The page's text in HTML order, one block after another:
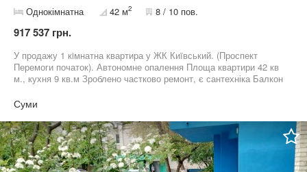
Однокімнатна 42 м2 8 / 10 пов.
917 537 грн.
У продажу 1 кiмнатна квартира у ЖК Киïвський. (Проспект
Перемоги початок). Автономне опалення Площа квартири 42 кв
м., кухня 9 кв.м Зроблено частково ремонт, є сантехніка Балкон
пропозиції Телефонуйте!
Суми